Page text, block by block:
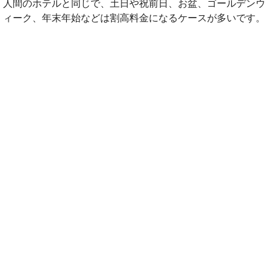
人間のホテルと同じで、土日や祝前日、お盆、ゴールデンウ
ィーク、年末年始などは割高料金になるケースが多いです。